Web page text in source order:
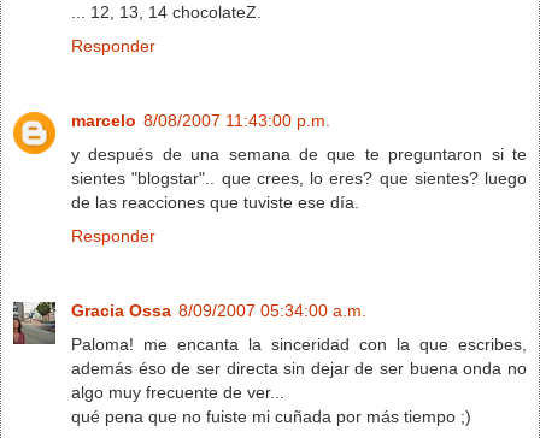
... 12, 13, 14 chocolateZ.
Responder
marcelo 8/08/2007 11:43:00 p.m.
y después de una semana de que te preguntaron si te
sientes "blogstar".. que crees, lo eres? que sientes? luego
de las reacciones que tuviste ese día.
Responder
Gracia Ossa 8/09/2007 05:34:00 a.m.
Paloma! me encanta la sinceridad con la que escribes,
además éso de ser directa sin dejar de ser buena onda no
algo muy frecuente de ver...
qué pena que no fuiste mi cuñada por más tiempo ;)